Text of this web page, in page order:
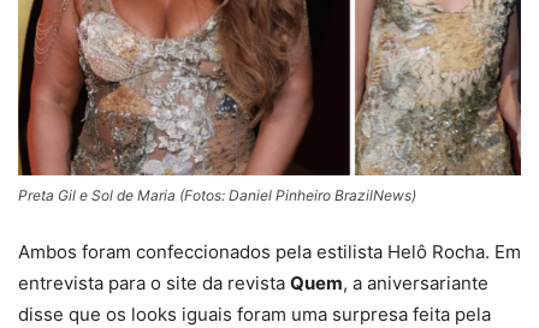
Preta Gil e Sol de Maria (Fotos: Daniel Pinheiro BrazilNews)
Ambos foram confeccionados pela estilista Helô Rocha. Em
entrevista para o site da revista Quem, a aniversariante
disse que os looks iguais foram uma surpresa feita pela